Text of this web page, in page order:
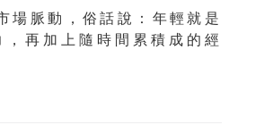
場脈動，俗話說：年輕就是
再加上隨時間累積成的經